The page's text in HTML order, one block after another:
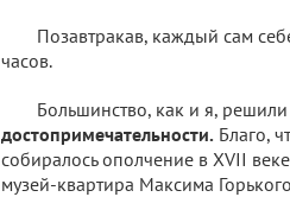
Позавтракав, каждый сам
часов.
Большинство, как и я, решили
достопримечательности. Благо,
собиралось ополчение в XVII
музей-квартира Максима